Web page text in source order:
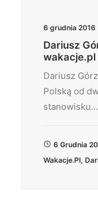
6 grudnia 2016
Dariusz
wakacje.pl
Dariusz
Polską od
stanowisku…
6 Grudnia
Wakacje.pl,